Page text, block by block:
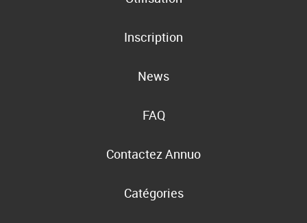
Inscription
News
FAQ
Contactez Annuo
Catégories